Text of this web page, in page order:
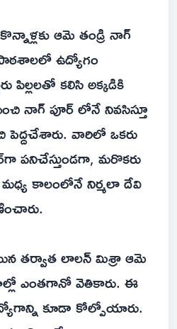
ఆమె తండ్రి నాగ్
పాఠశాలలో ఉద్యోగం
పిల్లలతో కలిసి అక్కడికి
నాగ్ పూర్ లోనే నివసిస్తూ
పెద్దచేశారు. వారిలో ఒకరు
పనిచేస్తుండగా, మరొకరు
మధ్య కాలంలోనే నిర్మలా దేవి
తర్వాత లాలన్ మిశ్రా ఆమె
ఎంతగానో వెతికారు. ఈ
కూడా కోల్పోయారు.